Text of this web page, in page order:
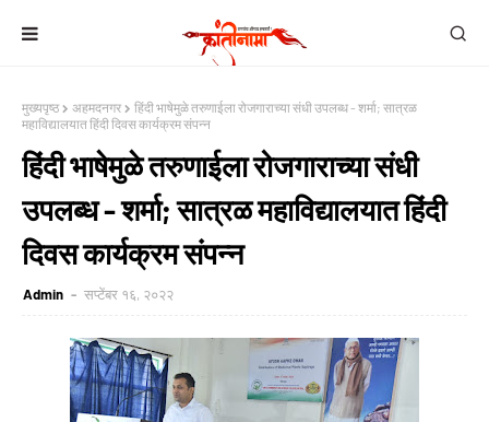
मुख्यपृष्ठ अहमदनगर
हिंदी भाषेमुळे तरुणाईला रोजगाराच्या संधी उपलब्ध - शर्मा; सात्रळ
महाविद्यालयात हिंदी दिवस कार्यक्रम संपन्न
हिंदी भाषेमुळे तरुणाईला रोजगाराच्या संधी
उपलब्ध - शर्मा; सात्रळ महाविद्यालयात हिंदी
दिवस कार्यक्रम संपन्न
Admin सप्टेंबर १६, २०२२